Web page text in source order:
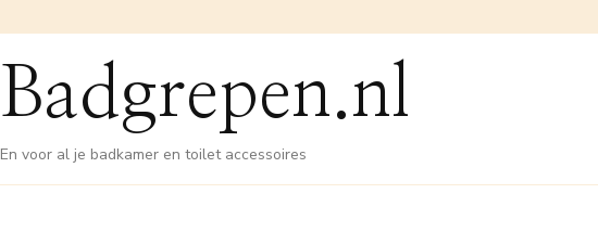
Badgrepen.nl
En voor al je badkamer en toilet accessoires